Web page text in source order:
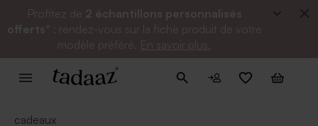
Profitez de 2 échantillons personnalisés
offerts*
: rendez-vous sur la fiche produit de votre
modèle préféré. En savoir plus.
cadeaux